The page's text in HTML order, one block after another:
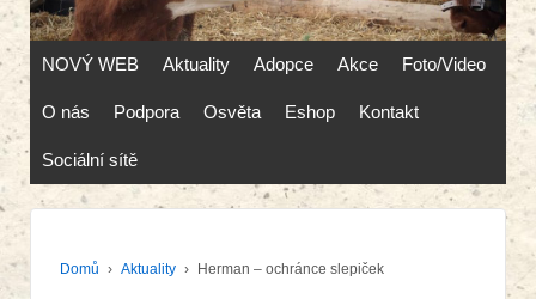
NOVÝ WEB Aktuality Adopce Akce Foto/Video
O nás Podpora Osvěta Eshop Kontakt
Sociální sítě
Domů › Aktuality › Herman – ochránce slepiček